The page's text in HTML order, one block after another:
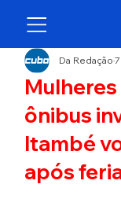
ônibus
Itambé
após
Da Redação